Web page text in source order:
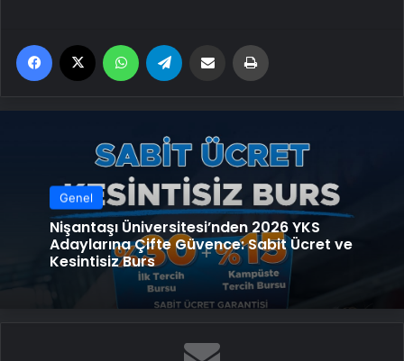
Facebook WhatsApp Email'den paylaş
Genel
Nişantaşı Üniversitesi’nden 2026 YKS
Adaylarına Çifte Güvence: Sabit Ücret ve
Kesintisiz Burs